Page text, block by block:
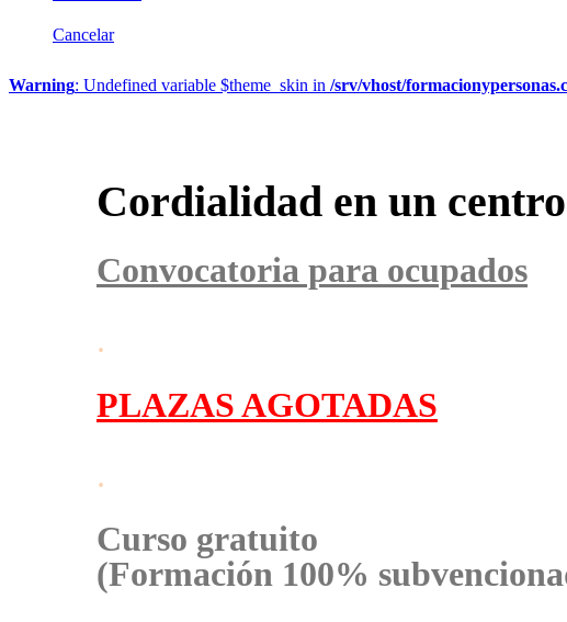
Cancelar
Warning: Undefined variable $theme_skin in /srv/vhost/
Cordialidad en un
Convocatoria para ocupados
.
PLAZAS AGOTADAS
.
Curso gratuito
(Formación 100%